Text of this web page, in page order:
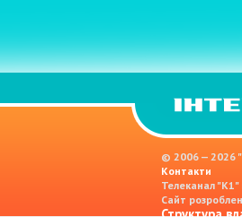
© 2006 — 2026
Контакти
Телеканал "К1"
Сайт